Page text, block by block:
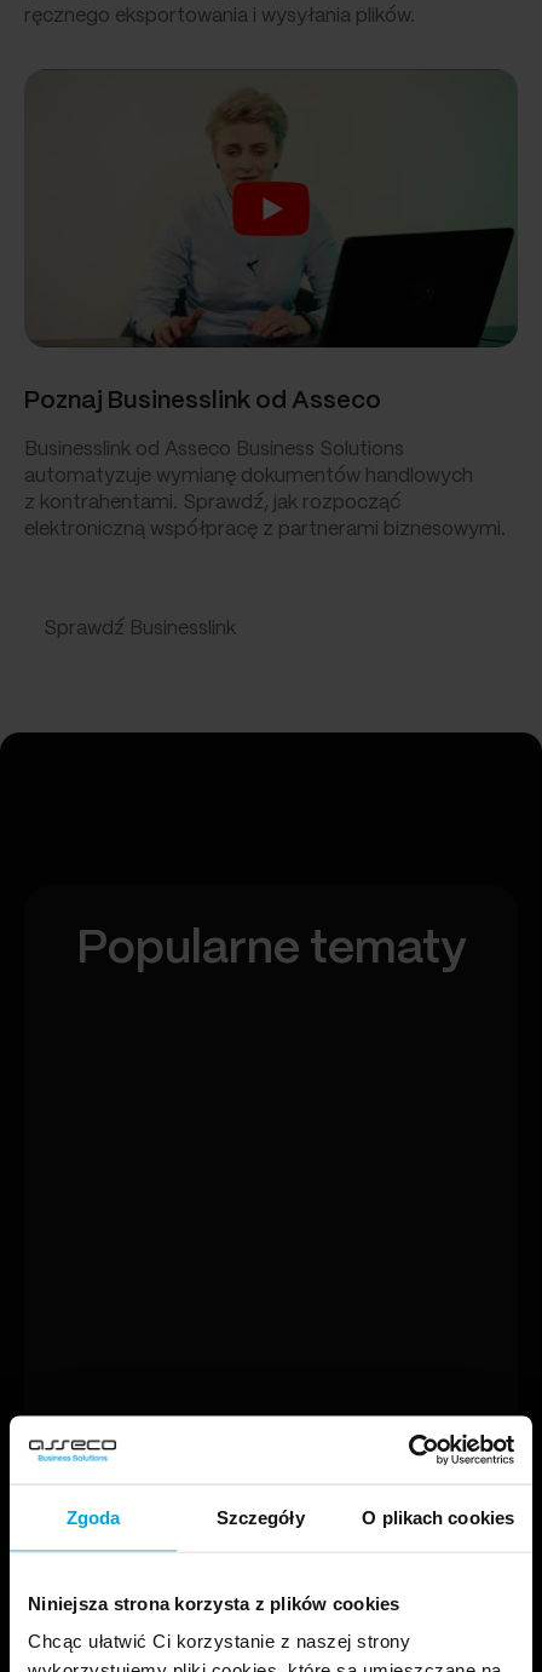
Zgoda Szczegóły O plikach cookies
Niniejsza strona korzysta z plików cookies
Chcąc ułatwić Ci korzystanie z naszej strony
ręcznego eksportowania i wysyłania plików.
Poznaj Businesslink od Asseco
Businesslink od Asseco Business Solutions
automatyzuje wymianę dokumentów handlowych
z kontrahentami. Sprawdź, jak rozpocząć
elektroniczną współpracę z partnerami biznesowymi.
Sprawdź Businesslink
Popularne tematy